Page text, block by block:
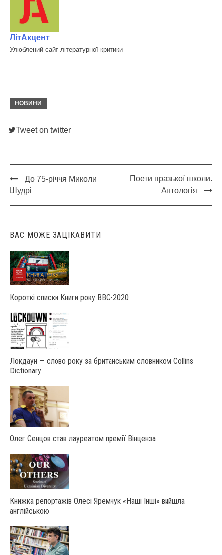
ЛітАкцент
Улюблений сайт літературної критики
НОВИНИ
Tweet on twitter
Post
navigation
До 75-річчя Миколи
Шудрі
Поети празької школи.
Антологія
ВАС МОЖЕ ЗАЦІКАВИТИ
Короткі списки Книги року ВВС-2020
Локдаун — слово року за британським словником Collins
Dictionary
Олег Сенцов став лауреатом премії Вінценза
Книжка репортажів Олесі Яремчук «Наші Інші» вийшла
англійською